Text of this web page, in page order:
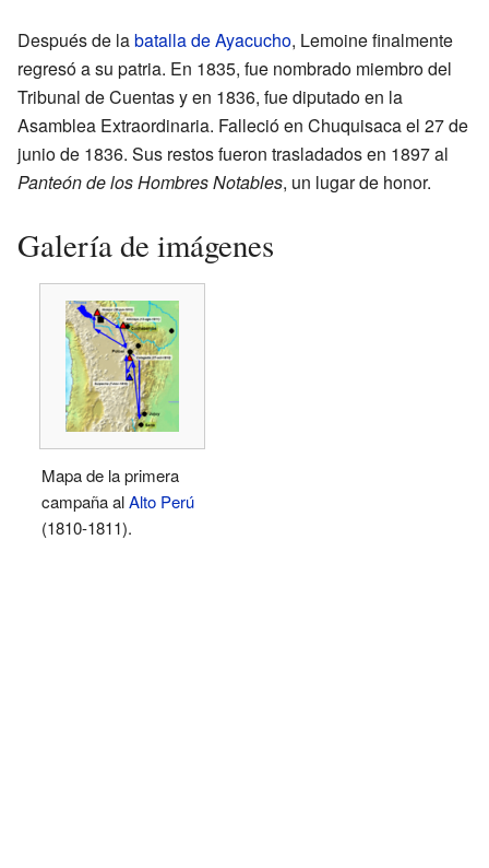
Después de labatalla de Ayacucho, Lemoine finalmente
regresó a su patria. En 1835, fue nombrado miembro del
Tribunal de Cuentas y en 1836, fue diputado en la
Asamblea Extraordinaria. Falleció en Chuquisaca el 27 de
junio de 1836. Sus restos fueron trasladados en 1897 al
Panteón de los Hombres Notables, un lugar de honor.
Galería de imágenes
Mapa de la primera
campaña alAlto Perú
(1810-1811).